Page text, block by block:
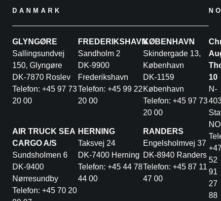
DANMARK
GLYNGØRE
Sallingsundvej
150, Glyngøre
DK-7870 Roslev
Telefon: +45 97 73
20 00
FREDERIKSHAVN
Sandholm 2
DK-9900
Frederikshavn
Telefon: +45 99 22
20 00
KØBENHAVN
Skindergade 13,
København
DK-1159
København
Telefon: +45 97 73
20 00
AIR TRUCK SEA
CARGO A/S
Sundsholmen 6
DK-9400
Nørresundby
Telefon: +45 70 20
HERNING
Taksvej 24
DK-7400 Herning
Telefon: +45 44 78
44 00
RANDERS
Engelsholmvej 37
DK-8940 Randers
Telefon: +45 87 11
47 00
10
N-
52
91
27
88